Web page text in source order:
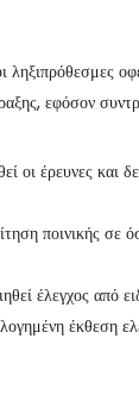
ληξιπρόθεσμες
εφόσον
οι έρευνες και
ποινικής σε
έλεγχος από
έκθεση